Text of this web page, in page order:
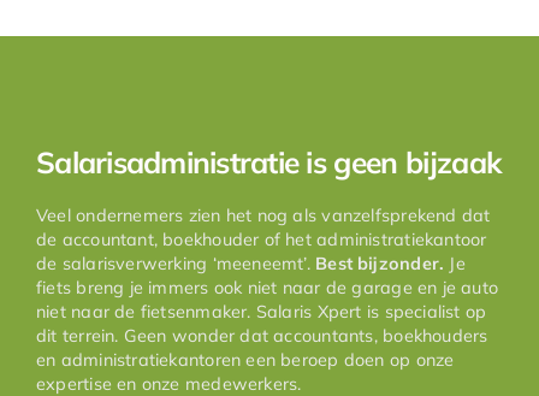
Salarisadministratie is geen bijzaak
Veel ondernemers zien het nog als vanzelfsprekend dat
de accountant, boekhouder of het administratiekantoor
de salarisverwerking ‘meeneemt’. Best bijzonder. Je
fiets breng je immers ook niet naar de garage en je auto
niet naar de fietsenmaker. Salaris Xpert is specialist op
dit terrein. Geen wonder dat accountants, boekhouders
en administratiekantoren een beroep doen op onze
expertise en onze medewerkers.